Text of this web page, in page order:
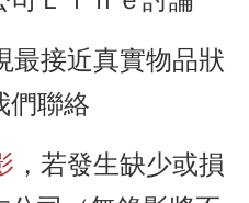
最接近真實物品狀
們聯絡
，若發生缺少或損